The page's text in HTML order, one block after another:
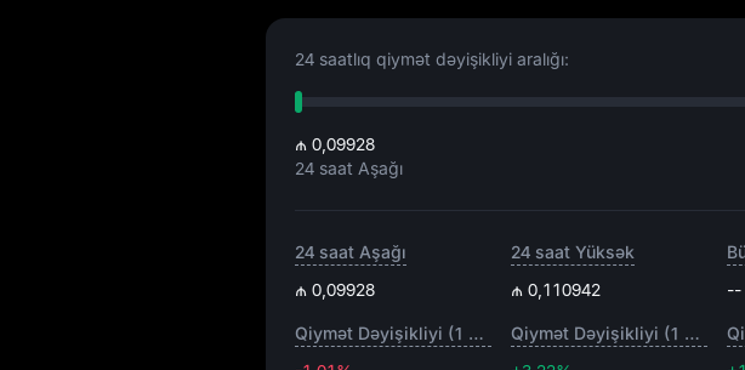
24 saatlıq qiymət dəyişikliyi aralığı:
₼ 0,09928
24 saat Aşağı
24 saat Aşağı
₼ 0,09928
24 saat Yüksək
₼ 0,110942
--
Qiymət Dəyişikliyi (1 saat)
Qiymət Dəyişikliyi (1 gün)